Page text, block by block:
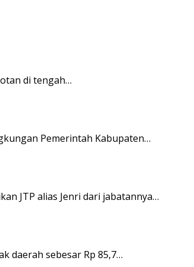
di tengah…
Pemerintah Kabupaten…
JTP alias Jenri dari jabatannya…
daerah sebesar Rp 85,7…